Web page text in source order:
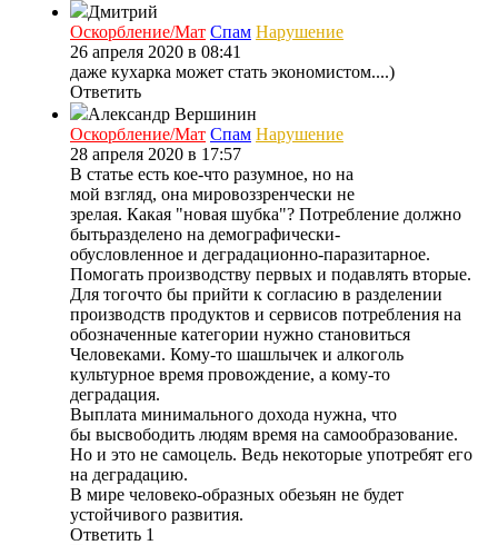
Дмитрий
Оскорбление/Мат Спам Нарушение
26 апреля 2020 в 08:41
даже кухарка может стать экономистом....)
Ответить
Александр Вершинин
Оскорбление/Мат Спам Нарушение
28 апреля 2020 в 17:57
В статье есть кое-что разумное, но на
мой взгляд, она мировоззренчески не
зрелая. Какая "новая шубка"? Потребление должно
бытьразделено на демографически-
обусловленное и деградационно-паразитарное.
Помогать производству первых и подавлять вторые.
Для тогочто бы прийти к согласию в разделении
производств продуктов и сервисов потребления на
обозначенные категории нужно становиться
Человеками. Кому-то шашлычек и алкоголь
культурное время провождение, а кому-то
деградация.
Выплата минимального дохода нужна, что
бы высвободить людям время на самообразование.
Но и это не самоцель. Ведь некоторые употребят его
на деградацию.
В мире человеко-образных обезьян не будет
устойчивого развития.
Ответить 1